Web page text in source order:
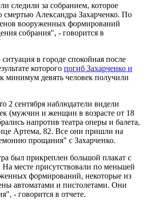
следили за собранием, которое
смертью Александра Захарченко. По
вооруженных формирований
собрания", - говорится в
в городе спокойная после
которого погиб Захарченко и
минимум девять человек получили
2 сентября наблюдатели видели
(мужчин и женщин в возрасте от 18
напротив театра оперы и балета,
Артема, 82. Все они пришли на
прощания" с Захарченко.
был прикреплен большой плакат с
На месте присутствовали по меньшей
формирований, некоторые из
автоматами и пистолетами. Они
- говорится в отчете.